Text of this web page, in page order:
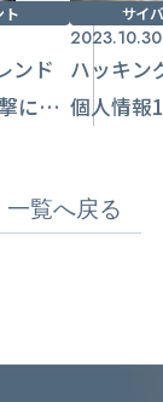
ト
ンド
に注
サイ
2023.10.30
ハッキン
個人情報
一覧へ戻る